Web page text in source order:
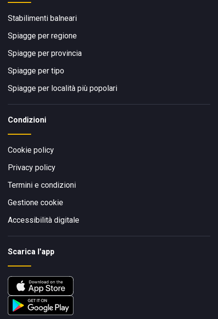
Stabilimenti balneari
Spiagge per regione
Spiagge per provincia
Spiagge per tipo
Spiagge per località più popolari
Condizioni
Cookie policy
Privacy policy
Termini e condizioni
Gestione cookie
Accessibilità digitale
Scarica l'app